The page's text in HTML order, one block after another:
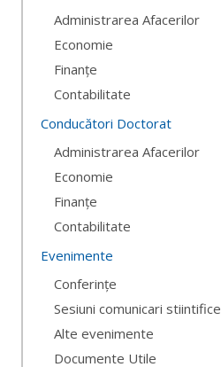
Administrarea Afacerilor
Economie
Finanțe
Contabilitate
Conducători Doctorat
Administrarea Afacerilor
Economie
Finanțe
Contabilitate
Evenimente
Conferințe
Sesiuni comunicari stiintifice
Alte evenimente
Documente Utile